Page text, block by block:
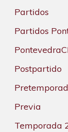
Partidos
Partidos
Postpartido
Previa
Temporada